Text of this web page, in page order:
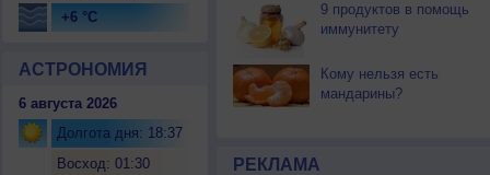
+6 °C
АСТРОНОМИЯ
6 августа 2026
Долгота дня: 18:37
Восход: 01:30
9 продуктов в помощь
иммунитету
Кому нельзя есть
мандарины?
РЕКЛАМА